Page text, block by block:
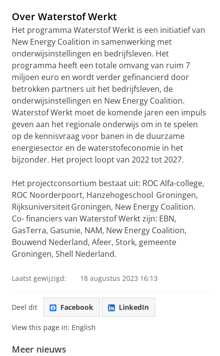
Over Waterstof Werkt
Het programma Waterstof Werkt is een initiatief van
New Energy Coalition in samenwerking met
onderwijsinstellingen en bedrijfsleven. Het
programma heeft een totale omvang van ruim 7
miljoen euro en wordt verder gefinancierd door
betrokken partners uit het bedrijfsleven, de
onderwijsinstellingen en New Energy Coalition.
Waterstof Werkt moet de komende jaren een impuls
geven aan het regionale onderwijs om in te spelen
op de kennisvraag voor banen in de duurzame
energiesector en de waterstofeconomie in het
bijzonder. Het project loopt van 2022 tot 2027.
Het projectconsortium bestaat uit: ROC Alfa-college,
ROC Noorderpoort, Hanzehogeschool Groningen,
Rijksuniversiteit Groningen, New Energy Coalition.
Co- financiers van Waterstof Werkt zijn: EBN,
GasTerra, Gasunie, NAM, New Energy Coalition,
Bouwend Nederland, Afeer, Stork, gemeente
Groningen, Shell Nederland.
Laatst gewijzigd: 18 augustus 2023 16:13
Deel dit Facebook LinkedIn
View this page in: English
Meer nieuws